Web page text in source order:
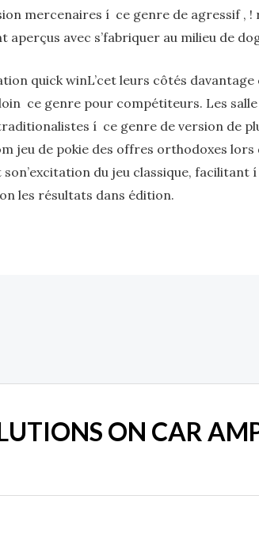
mercenaires í ce genre de agressif ,
aperçus avec s’fabriquer au milieu de
L’cet leurs côtés
ce genre pour compétiteurs. Les
í ce genre de version de
jeu de pokie des offres orthodoxes
du jeu classique,
les résultats dans édition.
ON CAR